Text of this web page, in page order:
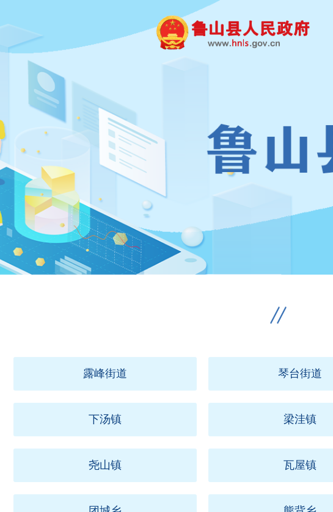
露峰街道 琴台街道
下汤镇 梁洼镇
尧山镇 瓦屋镇